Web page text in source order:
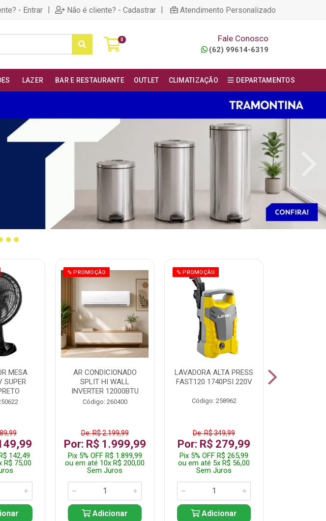
- Entrar | Não é cliente? - Cadastrar | Atendimento Personalizado
0 Fale Conosco
(62) 99614-6319
LAZER BAR E RESTAURANTE OUTLET CLIMATIZAÇÃO DEPARTAMENTOS
MESA
SUPER
142,49
R$ 75,00
% PROMOÇÃO
AR CONDICIONADO
SPLIT HI WALL
INVERTER 12000BTU
Código: 260400
De: R$ 2.199,99
Por: R$ 1.999,99
Pix 5% OFF R$ 1.899,99
ou em até 10x R$ 200,00
Sem Juros
Adicionar
% PROMOÇÃO
LAVADORA ALTA PRESS
FAST120 1740PSI 220V
Código: 258962
De: R$ 349,99
Por: R$ 279,99
Pix 5% OFF R$ 265,99
ou em até 5x R$ 56,00
Sem Juros
Adicionar